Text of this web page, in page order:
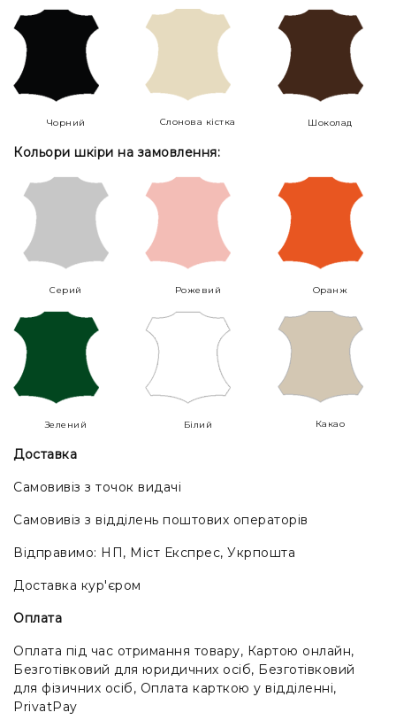
Чорний Слонова кістка Шоколад
Кольори шкіри на замовлення:
Серий Рожевий Оранж
Зелений Білий Какао
Доставка
Самовивіз з точок видачі
Самовивіз з відділень поштових операторів
Відправимо: НП, Міст Експрес, Укрпошта
Доставка кур'єром
Оплата
Оплата під час отримання товару, Картою онлайн,
Безготівковий для юридичних осіб, Безготівковий
для фізичних осіб, Оплата карткою у відділенні,
PrivatPay